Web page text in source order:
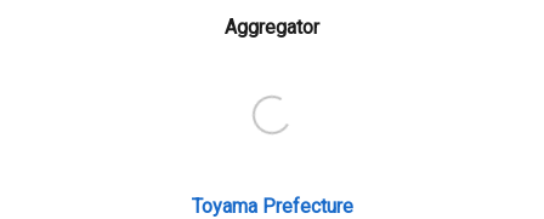
Aggregator
Toyama Prefecture